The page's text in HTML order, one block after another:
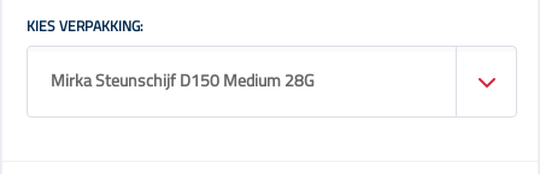
KIES VERPAKKING:
Mirka Steunschijf D150 Medium 28G